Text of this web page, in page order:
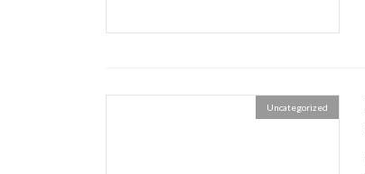
Uncategorized